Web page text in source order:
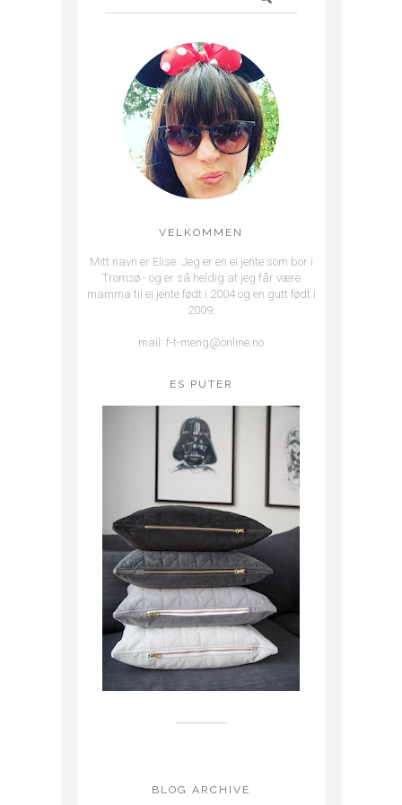
VELKOMMEN
Mitt navn er Elise. Jeg er en ei jente som bor i
Tromsø - og er så heldig at jeg får være
mamma til ei jente født i 2004 og en gutt født i
2009.
mail: f-t-meng@online.no
ES PUTER
BLOG ARCHIVE